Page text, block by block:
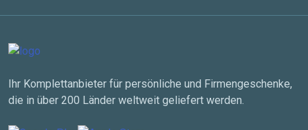
Ihr Komplettanbieter für persönliche und Firmengeschenke,
die in über 200 Länder weltweit geliefert werden.